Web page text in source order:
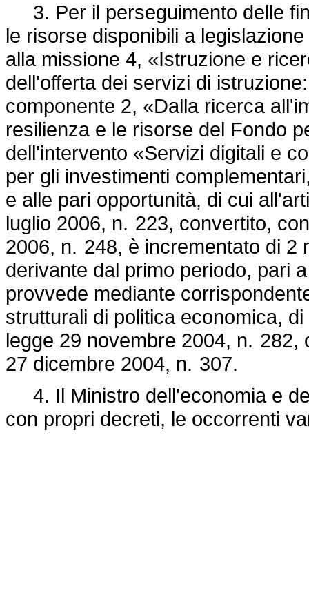
3. Per il perseguimento delle
le risorse disponibili a
alla missione 4, «Istruzione e
dell'offerta dei servizi di
componente 2, «Dalla ricerca
resilienza e le risorse del Fondo
dell'intervento «Servizi digitali e
per gli investimenti
e alle pari opportunità, di cui
luglio 2006, n. 223, convertito,
2006, n. 248, è incrementato di 2
derivante dal primo periodo, pari
provvede mediante
strutturali di politica economica,
legge 29 novembre 2004, n. 282,
27 dicembre 2004, n. 307.
4. Il Ministro dell'economia e
con propri decreti, le occorrenti